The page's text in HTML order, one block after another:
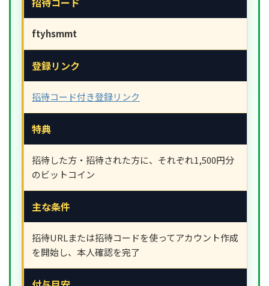
ftyhsmmt
登録リンク
招待コード付き登録リンク
特典
招待した方・招待された方に、それぞれ1,500円分
のビットコイン
主な条件
招待URLまたは招待コードを使ってアカウント作成
を開始し、本人確認を完了